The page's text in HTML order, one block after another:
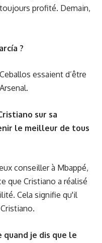
profité. Demain,
?
essaient d’être
sur sa
le meilleur de tous
conseiller à Mbappé,
que Cristiano a réalisé
Cela signifie qu'il
quand je dis que le